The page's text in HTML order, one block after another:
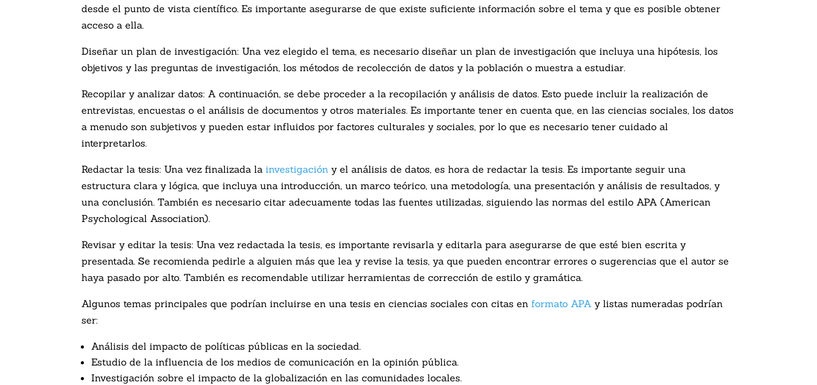
desde el punto de vista científico. Es importante asegurarse de que existe suficiente información sobre el tema y que es posible obtener
acceso a ella.
Diseñar un plan de investigación: Una vez elegido el tema, es necesario diseñar un plan de investigación que incluya una hipótesis, los
objetivos y las preguntas de investigación, los métodos de recolección de datos y la población o muestra a estudiar.
Recopilar y analizar datos: A continuación, se debe proceder a la recopilación y análisis de datos. Esto puede incluir la realización de
entrevistas, encuestas o el análisis de documentos y otros materiales. Es importante tener en cuenta que, en las ciencias sociales, los datos
a menudo son subjetivos y pueden estar influidos por factores culturales y sociales, por lo que es necesario tener cuidado al
interpretarlos.
Redactar la tesis: Una vez finalizada lainvestigación y el análisis de datos, es hora de redactar la tesis. Es importante seguir una
estructura clara y lógica, que incluya una introducción, un marco teórico, una metodología, una presentación y análisis de resultados, y
una conclusión. También es necesario citar adecuamente todas las fuentes utilizadas, siguiendo las normas del estilo APA (American
Psychological Association).
Revisar y editar la tesis: Una vez redactada la tesis, es importante revisarla y editarla para asegurarse de que esté bien escrita y
presentada. Se recomienda pedirle a alguien más que lea y revise la tesis, ya que pueden encontrar errores o sugerencias que el autor se
haya pasado por alto. También es recomendable utilizar herramientas de corrección de estilo y gramática.
Algunos temas principales que podrían incluirse en una tesis en ciencias sociales con citas enformato APA y listas numeradas podrían
ser:
Análisis del impacto de políticas públicas en la sociedad.
Estudio de la influencia de los medios de comunicación en la opinión pública.
Investigación sobre el impacto de la globalización en las comunidades locales.